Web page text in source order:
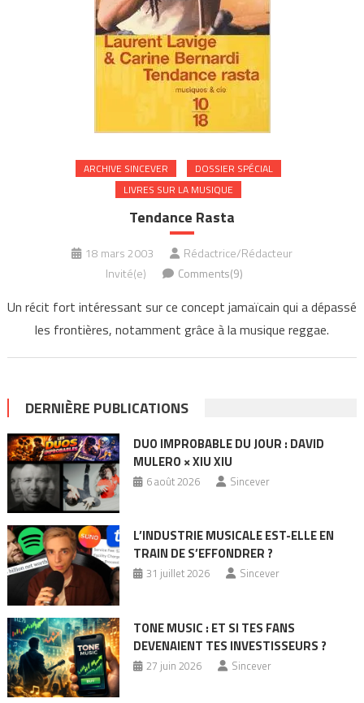
ARCHIVE SINCEVER
DOSSIER SPÉCIAL
LIVRES SUR LA MUSIQUE
Tendance Rasta
18 mars 2003
Rédactrice/Rédacteur
Invité(e)
Comments(9)
Un récit fort intéressant sur ce concept jamaïcain qui a dépassé
les frontières, notamment grâce à la musique reggae.
DERNIÈRE PUBLICATIONS
DUO IMPROBABLE DU JOUR : DAVID
MULERO × XIU XIU
6 août 2026 Sincever
L’INDUSTRIE MUSICALE EST-ELLE EN
TRAIN DE S’EFFONDRER ?
31 juillet 2026 Sincever
TONE MUSIC : ET SI TES FANS
DEVENAIENT TES INVESTISSEURS ?
27 juin 2026 Sincever